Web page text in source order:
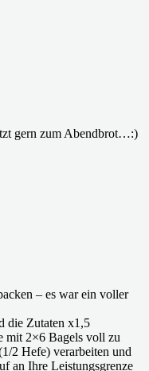
gern zum Abendbrot…:)
– es war ein voller
die Zutaten x1,5
mit 2×6 Bagels voll zu
2 Hefe) verarbeiten und
an Ihre Leistungsgrenze